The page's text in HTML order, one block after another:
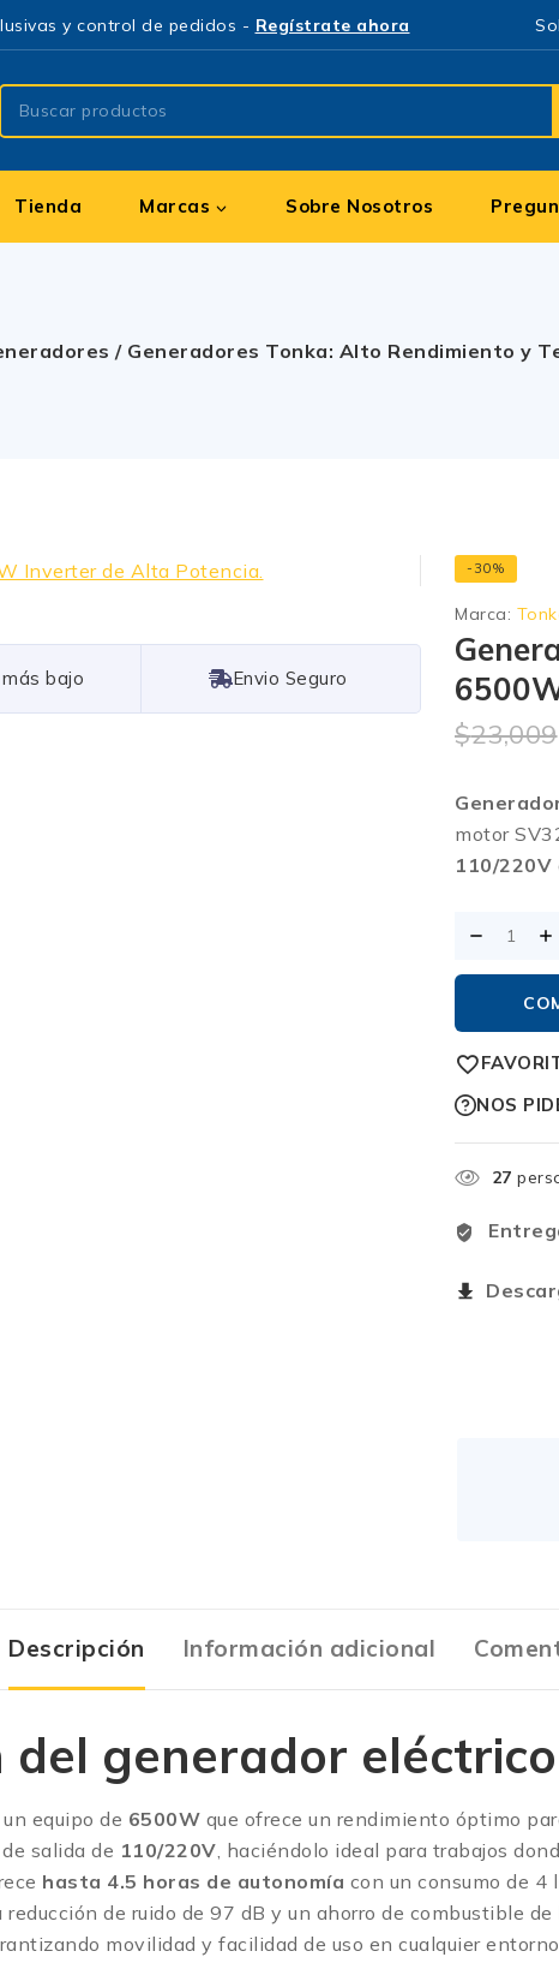
y control de pedidos - Regístrate ahora
Tienda Marcas Sobre Nosotros
/ Generadores Tonka: Alto Rendimiento y
Price Free Shipping
-30%
Marca:
$23,009
motor
110/220V
NOS
27
Descripción Información adicional
generador eléctrico
equipo de 6500W que ofrece un rendimiento óptimo
salida de 110/220V, haciéndolo ideal para trabajos
hasta 4.5 horas de autonomía con un consumo de 4
de ruido de 97 dB y un ahorro de combustible
movilidad y facilidad de uso en cualquier